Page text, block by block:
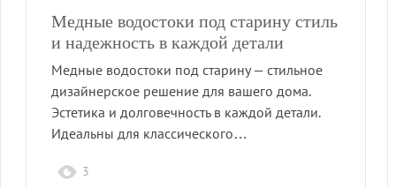
Медные водостоки под старину стиль
и надежность в каждой детали
Медные водостоки под старину — стильное
дизайнерское решение для вашего дома.
Эстетика и долговечность в каждой детали.
Идеальны для классического…
3